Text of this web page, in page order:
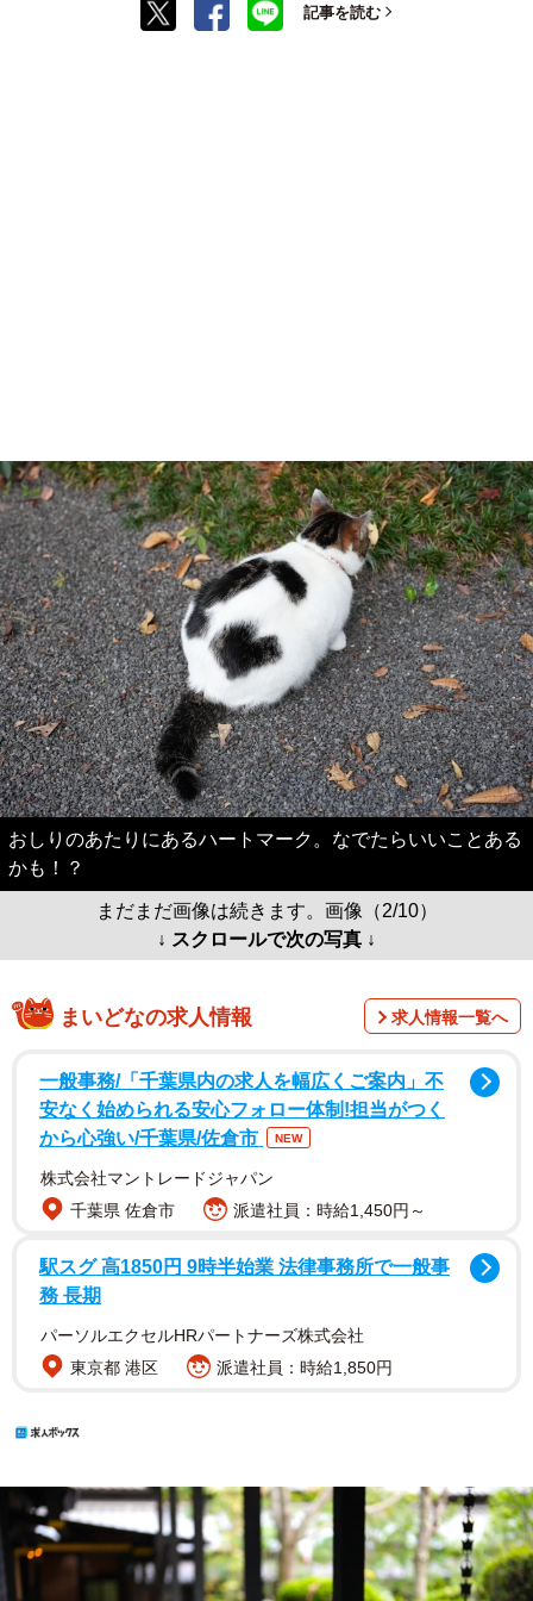
記事を読む
おしりのあたりにあるハートマーク。なでたらいいことある
かも！？
まだまだ画像は続きます。画像（2/10）
↓ スクロールで次の写真 ↓
まいどなの求人情報 求人情報一覧へ
一般事務/「千葉県内の求人を幅広くご案内」不
安なく始められる安心フォロー体制!担当がつく
から心強い/千葉県/佐倉市
NEW
株式会社マントレードジャパン
千葉県 佐倉市
派遣社員：時給1,450円～
駅スグ 高1850円 9時半始業 法律事務所で一般事
務 長期
パーソルエクセルHRパートナーズ株式会社
東京都 港区
派遣社員：時給1,850円